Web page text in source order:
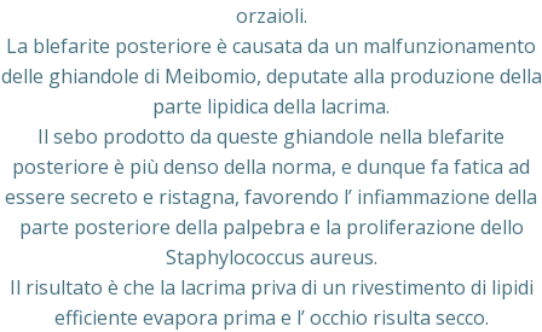
orzaioli.
La blefarite posteriore è causata da un malfunzionamento
delle ghiandole di Meibomio, deputate alla produzione della
parte lipidica della lacrima.
Il sebo prodotto da queste ghiandole nella blefarite
posteriore è più denso della norma, e dunque fa fatica ad
essere secreto e ristagna, favorendo l’ infiammazione della
parte posteriore della palpebra e la proliferazione dello
Staphylococcus aureus.
Il risultato è che la lacrima priva di un rivestimento di lipidi
efficiente evapora prima e l’ occhio risulta secco.